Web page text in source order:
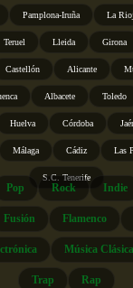
Pamplona-Iruña La
Teruel Lleida Girona
Castellón Alicante
Albacete Toledo
Huelva Córdoba
Málaga Cádiz Las
S.C. Tenerife
Pop Rock Indie
Fusión Flamenco
Música Clásica
Trap Rap